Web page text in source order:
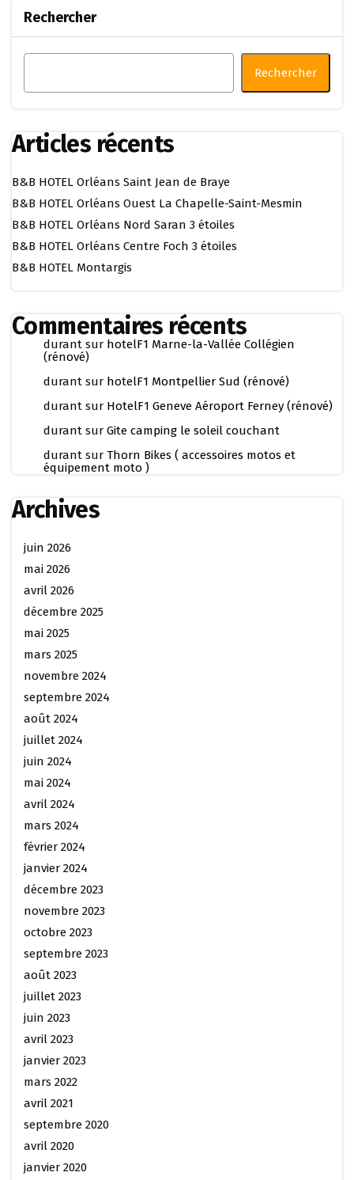
Rechercher
Rechercher
Articles récents
B&B HOTEL Orléans Saint Jean de Braye
B&B HOTEL Orléans Ouest La Chapelle-Saint-Mesmin
B&B HOTEL Orléans Nord Saran 3 étoiles
B&B HOTEL Orléans Centre Foch 3 étoiles
B&B HOTEL Montargis
Commentaires récents
durant sur hotelF1 Marne-la-Vallée Collégien
(rénové)
durant sur hotelF1 Montpellier Sud (rénové)
durant sur HotelF1 Geneve Aéroport Ferney (rénové)
durant sur Gite camping le soleil couchant
durant sur Thorn Bikes ( accessoires motos et
équipement moto )
Archives
juin 2026
mai 2026
avril 2026
décembre 2025
mai 2025
mars 2025
novembre 2024
septembre 2024
août 2024
juillet 2024
juin 2024
mai 2024
avril 2024
mars 2024
février 2024
janvier 2024
décembre 2023
novembre 2023
octobre 2023
septembre 2023
août 2023
juillet 2023
juin 2023
avril 2023
janvier 2023
mars 2022
avril 2021
septembre 2020
avril 2020
janvier 2020